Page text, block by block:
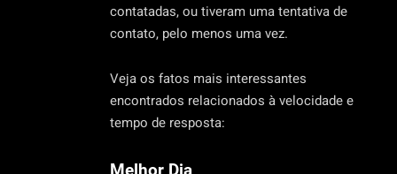
contatadas, ou tiveram uma tentativa de
contato, pelo menos uma vez.
Veja os fatos mais interessantes
encontrados relacionados à velocidade e
tempo de resposta:
Melhor Dia